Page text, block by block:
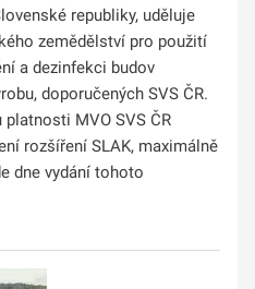
republiky, uděluje
zemědělství pro použití
a dezinfekci budov
doporučených SVS ČR.
MVO SVS ČR
rozšíření SLAK, maximálně
dne vydání tohoto